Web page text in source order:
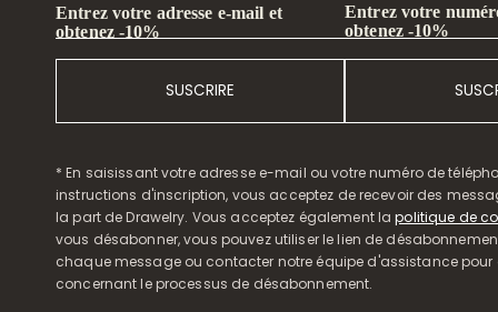
Entrez votre adresse e-mail et
obtenez -10%
SUSCRIRE
Entrez votre
obtenez -10%
* En saisissant votre adresse e-mail ou votre numéro de
instructions d'inscription, vous acceptez de recevoir des
la part de Drawelry. Vous acceptez également lapolitique de
vous désabonner, vous pouvez utiliser le lien de
chaque message ou contacter notre équipe d'assistance pour
concernant le processus de désabonnement.